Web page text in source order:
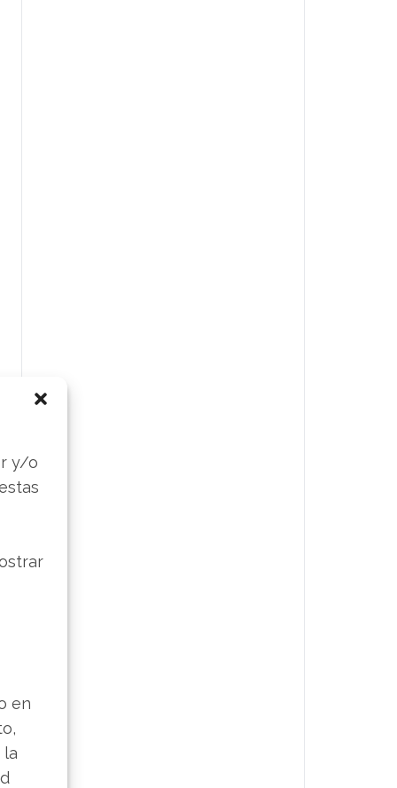
y/o
en
la